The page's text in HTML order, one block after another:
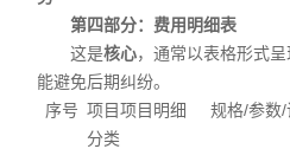
第四部分：费用明细表
这是核心，通常以表格形式
能避免后期纠纷。
序号 项目
分类
项目明细 规格/参数/